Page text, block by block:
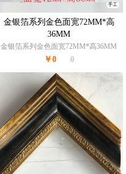
手工
金银箔系列金色面宽72MM*高
36MM
金银箔系列金色面宽72MM*高36MM
￥0 0